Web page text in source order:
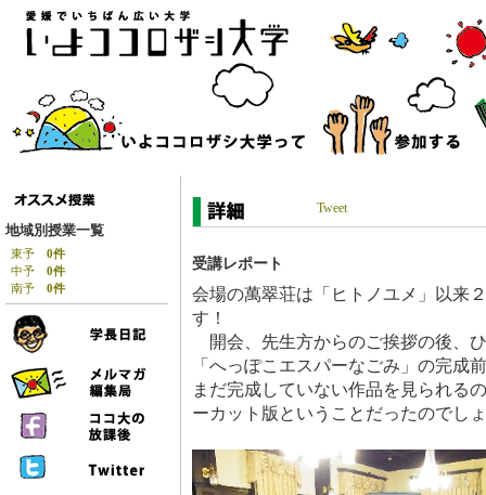
地域別授業一覧
東予 0件
中予 0件
南予 0件
Tweet
受講レポート
会場の萬翠荘は「ヒトノユメ」以来
す！
開会、先生方からのご挨拶の後、
「へっぽこエスパーなごみ」の完成
まだ完成していない作品を見られる
ーカット版ということだったのでし